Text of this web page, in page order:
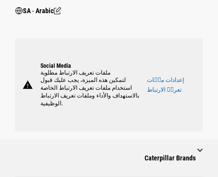
SA ‧ Arabic
warning
Social Media
ملفات تعريف الارتباط مطلوبة
لتمكين هذه الميزة، يجب عليك قبول
استخدام ملفات تعريف الارتباط الخاصة
بالاستهداف والأداء وملفات تعريف الارتباط
الوظيفية.
إعدادات ملٝات
تعريٝ الارتباط
Caterpillar Brands